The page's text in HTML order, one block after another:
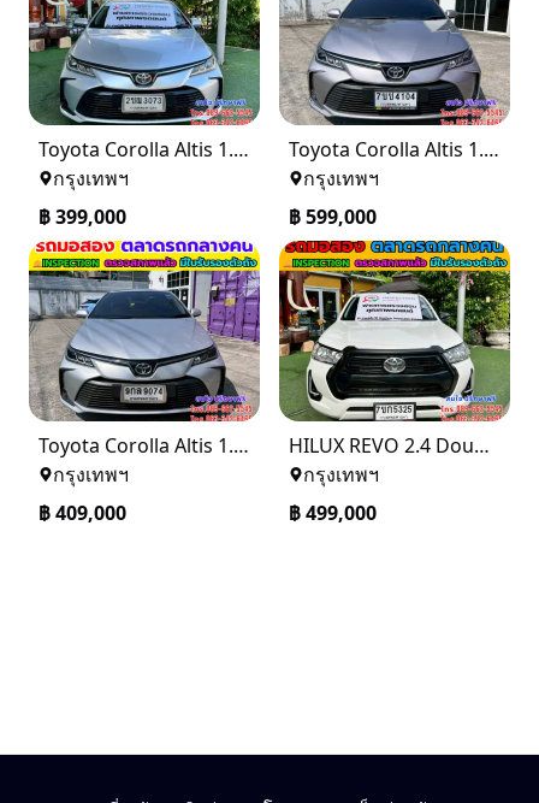
Toyota Corolla Altis 1.6 G ปี 2021
กรุงเทพฯ
฿399,000
Toyota Corolla Altis 1.6 G ปี 2024
กรุงเทพฯ
฿599,000
Toyota Corolla Altis 1.6 G ติดแก๊ส CNG ปี 2020
กรุงเทพฯ
฿409,000
HILUX REVO 2.4 Double Cab Z Edition Entry 2024
กรุงเทพฯ
฿499,000